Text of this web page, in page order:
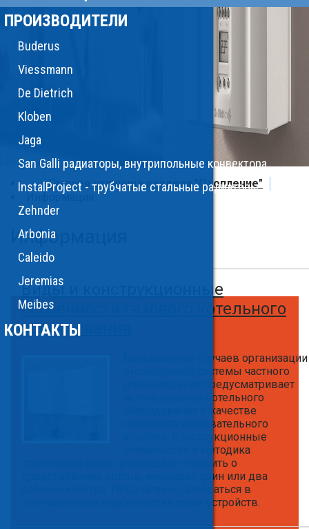
ПРОИЗВОДИТЕЛИ
Buderus
Viessmann
De Dietrich
Kloben
Jaga
San Galli радиаторы, внутрипольные конвектора
InstalProject - трубчатые стальные радиаторы,
Zehnder
Arbonia
Caleido
Jeremias
Meibes
КОНТАКТЫ
Главная страница раздела "Отопление"
Информация
Информация
Виды и конструкционные
особенности газового котельного
оборудования
Большинство случаев организации
отопительной системы частного
домовладения предусматривает
использование котельного
оборудования в качестве
основного нагревательного
агрегата. Конструкционные
особенности и методика
подготовки воды принуждает говорить о
существовании котлов, имеющих один или два
рабочих контура. Предлагаем разобраться в
отличительных особенностях таких устройств.